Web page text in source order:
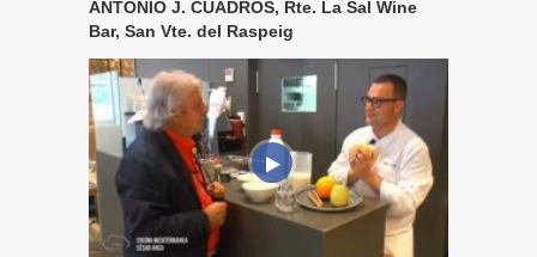
ANTONIO J. CUADROS, Rte. La Sal Wine
Bar, San Vte. del Raspeig